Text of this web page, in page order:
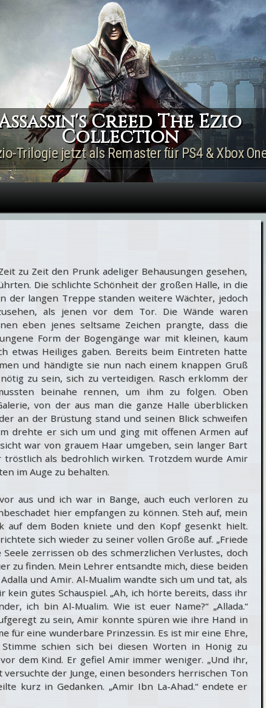
Direkt zum Inhalt
Creed The Ezio
Collection
Trilogie jetzt als Remaster für PS4 & Xbox
zu Zeit den Prunk adeliger Behausungen gesehen,
Die schlichte Schönheit der großen Halle, in die
der langen Treppe standen weitere Wächter, jedoch
als jenen vor dem Tor. Die Wände waren
eben jenes seltsame Zeichen prangte, dass die
Form der Bogengänge war mit kleinen, kaum
etwas Heiliges gaben. Bereits beim Eintreten hatte
und händigte sie nun nach einem knappen Gruß
zu sein, sich zu verteidigen. Rasch erklomm der
beinahe rennen, um ihm zu folgen. Oben
von der aus man die ganze Halle überblicken
an der Brüstung stand und seinen Blick schweifen
drehte er sich um und ging mit offenen Armen auf
war von grauem Haar umgeben, sein langer Bart
als bedrohlich wirken. Trotzdem wurde Amir
im Auge zu behalten.
aus und ich war in Bange, auch euch verloren zu
hier empfangen zu können. Steh auf, mein
auf dem Boden kniete und den Kopf gesenkt hielt.
sich wieder zu seiner vollen Größe auf. „Friede
zerrissen ob des schmerzlichen Verlustes, doch
zu finden. Mein Lehrer entsandte mich, diese beiden
und Amir. Al-Mualim wandte sich um und tat, als
gutes Schauspiel. „Ah, ich hörte bereits, dass ihr
ich bin Al-Mualim. Wie ist euer Name?“ „Allada.“
zu sein, Amir konnte spüren wie ihre Hand in
für eine wunderbare Prinzessin. Es ist mir eine Ehre,
Stimme schien sich bei diesen Worten in Honig zu
dem Kind. Er gefiel Amir immer weniger. „Und ihr,
versuchte der Junge, einen besonders herrischen Ton
kurz in Gedanken. „Amir Ibn La-Ahad.“ endete er